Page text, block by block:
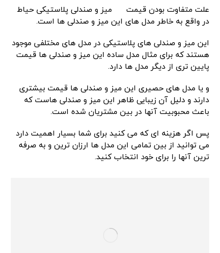
علت متفاوت بودن قیمت
میز و صندلی پلاستیکی حیاط
در واقع به خاطر مدل های این میز و صندلی ها است.
این میز و صندلی های پلاستیکی در مدل های مختلفی موجود
هستند که برای مثال مدل ساده این میز و صندلی ها قیمت
پایین تری از دیگر مدل ها دارد.
و یا مدل های حصیری این میز و صندلی ها قیمت بیشتری
دارند و دلیل آن زیبایی ظاهر این میز و صندلی هاست که
باعث محبوبیت آنها در بین مشتریان شده است.
پس اگر هزینه ای که می کنید برای شما بسیار اهمیت دارد
می توانید از بین تمامی این مدل ها ارزان ترین و به صرفه
ترین آنها را برای خود انتخاب کنید.